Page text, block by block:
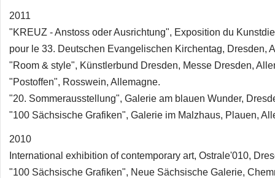
2011
"KREUZ - Anstoss oder Ausrichtung", Exposition du
pour le 33. Deutschen Evangelischen Kirchentag, Dresden,
"Room & style", Künstlerbund Dresden, Messe Dresden,
"Postoffen", Rosswein, Allemagne.
"20. Sommerausstellung", Galerie am blauen Wunder,
"100 Sächsische Grafiken", Galerie im Malzhaus, Plauen,
2010
International exhibition of contemporary art, Ostrale'010,
"100 Sächsische Grafiken", Neue Sächsische Galerie,